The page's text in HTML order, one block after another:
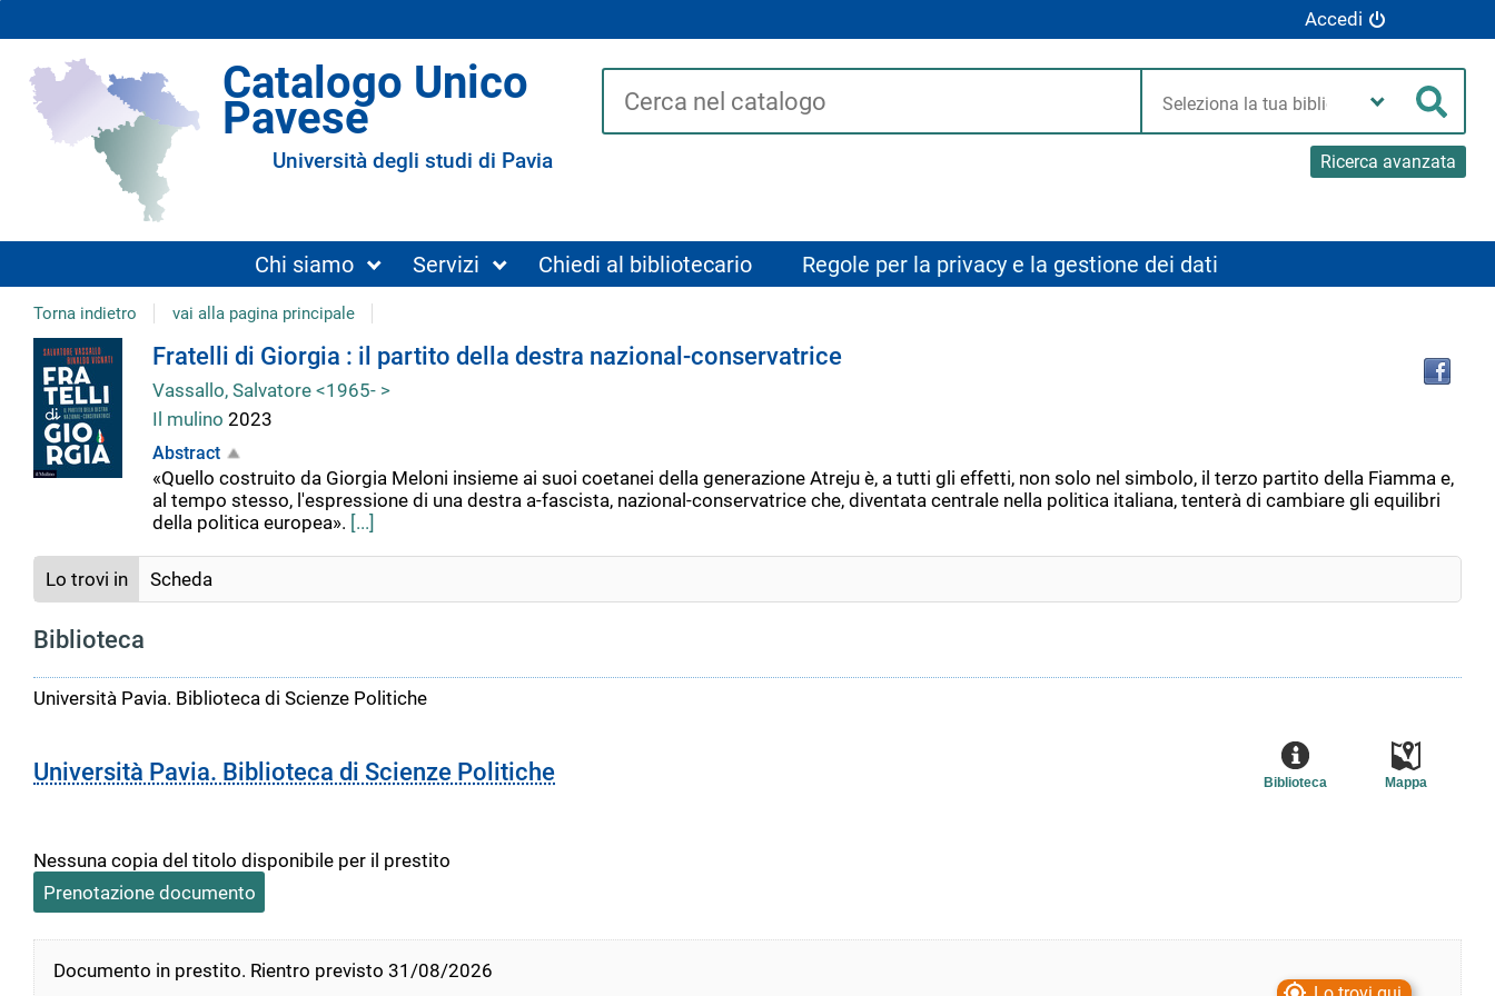
Accedi
Catalogo Unico
Pavese
Università degli studi di Pavia
Cerca su "Catalogo"
Cerca
Ricerca avanzata
Chi siamo Servizi Chiedi al bibliotecario Regole per la privacy e la gestione dei dati
Torna indietro vai alla pagina principale
Dettaglio
del
documento
Fratelli di Giorgia : il partito della destra nazional-conservatrice
Vassallo, Salvatore <1965- >
Il mulino 2023
Abstract
«Quello costruito da Giorgia Meloni insieme ai suoi coetanei della generazione Atreju è, a tutti gli effetti, non solo nel simbolo, il terzo partito della Fiamma e,
al tempo stesso, l'espressione di una destra a-fascista, nazional-conservatrice che, diventata centrale nella politica italiana, tenterà di cambiare gli equilibri
della politica europea». [...]
Lo trovi in Scheda
Biblioteca
Università Pavia. Biblioteca di Scienze Politiche
Università Pavia. Biblioteca di Scienze Politiche Mappa
Biblioteca
Nessuna copia del titolo disponibile per il prestito
Prenotazione documento
Documento in prestito. Rientro previsto 31/08/2026